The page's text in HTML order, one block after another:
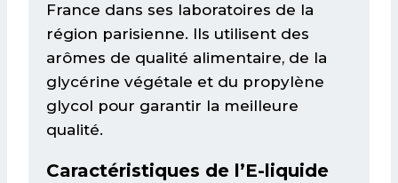
France dans ses laboratoires de la
région parisienne. Ils utilisent des
arômes de qualité alimentaire, de la
glycérine végétale et du propylène
glycol pour garantir la meilleure
qualité.
Caractéristiques de l’E-liquide